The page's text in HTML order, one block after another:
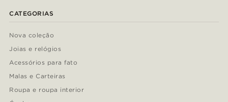
CATEGORIAS
Nova coleção
Joias e relógios
Acessórios para fato
Malas e Carteiras
Roupa e roupa interior